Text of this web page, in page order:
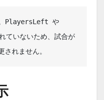
。PlayersLeft や
ていないため、試合が
されません。